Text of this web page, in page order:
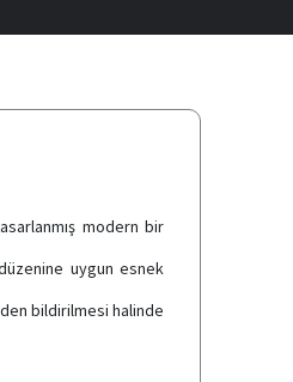
modern bir
uygun esnek
bildirilmesi halinde